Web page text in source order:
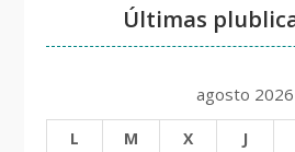
Últimas
agosto 2026
L M X J